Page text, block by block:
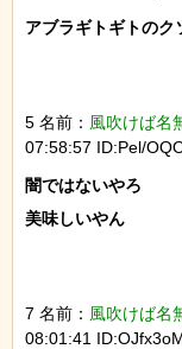
アブラギトギトのク
5 名前： 風吹けば名
07:58:57 ID:Pel/
闇ではないやろ
美味しいやん
7 名前： 風吹けば名
08:01:41